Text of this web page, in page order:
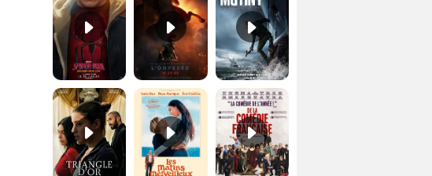
Les Matins merveilleux Bande-annonce VF De la Comédie-Française Teaser VF